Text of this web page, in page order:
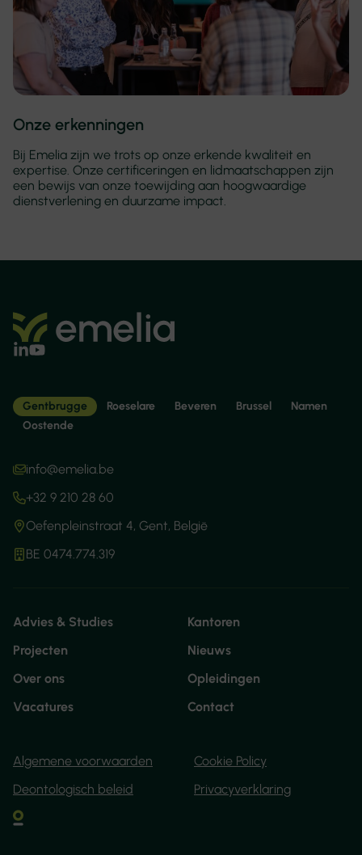
Onze erkenningen
Bij Emelia zijn we trots op onze erkende kwaliteit en
expertise. Onze certificeringen en lidmaatschappen zijn
een bewijs van onze toewijding aan hoogwaardige
dienstverlening en duurzame impact.
Gentbrugge Roeselare Beveren Brussel
Namen
Oostende
info@emelia.be
+32 9 210 28 60
Oefenpleinstraat 4, Gent, België
BE 0474.774.319
Advies & Studies
Kantoren
Projecten
Nieuws
Over ons
Opleidingen
Vacatures
Contact
Algemene voorwaarden
Cookie Policy
Deontologisch beleid
Privacyverklaring